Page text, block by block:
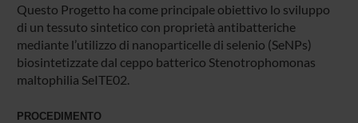
Questo Progetto ha come principale obiettivo lo sviluppo
di un tessuto sintetico con proprietà antibatteriche
mediante l’utilizzo di nanoparticelle di selenio (SeNPs)
biosintetizzate dal ceppo batterico Stenotrophomonas
maltophilia SeITE02.
PROCEDIMENTO